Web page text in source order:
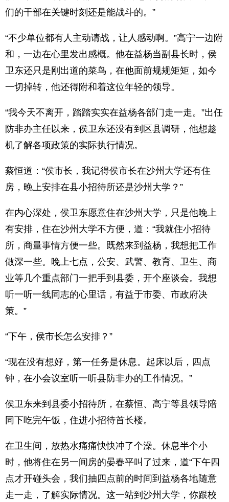
们的干部在关键时刻还是能战斗的。”
“不少单位都有人主动请战，让人感动啊。”高宁一边附
和，一边在心里发出感概。他在益杨当副县长时，侯
卫东还只是刚出道的菜鸟，在他面前规规矩矩，如今
一切掉转，他还得附和着这位年轻的领导。
“我今天不离开，踏踏实实在益杨各部门走一走。”出任
防非办主任以来，侯卫东还没有到区县调研，他想趁
机了解各项政策的实际执行情况。
蔡恒道：“侯市长，我记得侯市长在沙州大学还有住
房，晚上安排在县小招待所还是沙州大学？”
在内心深处，侯卫东愿意住在沙州大学，只是他晚上
有安排，住在沙州大学不方便，道：“我就住小招待
所，商量事情方便一些。既然来到益杨，我想把工作
做深一些。晚上七点，公安、武警、教育、卫生、商
业等几个重点部门一把手到县委，开个座谈会。我想
听一听一线同志的心里话，有益于市委、市政府决
策。”
“下午，侯市长怎么安排？”
“现在没有想好，第一任务是休息。起床以后，四点
钟，在小会议室听一听县防非办的工作情况。”
侯卫东来到县委小招待所，在蔡恒、高宁等县领导陪
同下吃完午饭，住进小招待首长楼。
在卫生间，放热水痛痛快快冲了个澡。休息半个小
时，他将住在另一间房的晏春平叫了过来，道“下午四
点才开碰头会，我们抽四点前的时间到益杨各地随意
走一走，了解实际情况。这一站到沙州大学，你跟校